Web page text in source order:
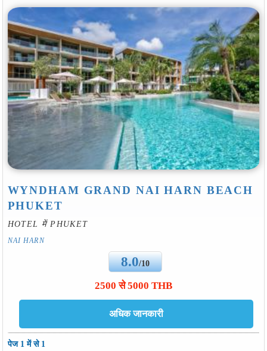
WYNDHAM GRAND NAI HARN BEACH
PHUKET
HOTEL में PHUKET
NAI HARN
8.0/10
2500 से 5000 THB
पेज 1 में से 1